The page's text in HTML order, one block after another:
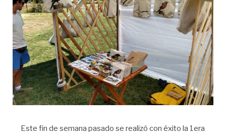
Este fin de semana pasado se realizó con éxito la 1era